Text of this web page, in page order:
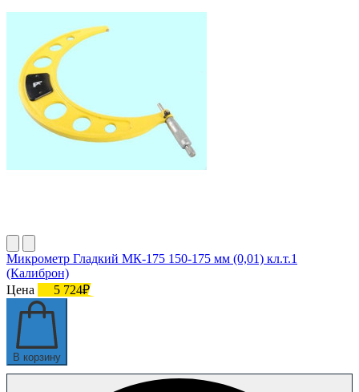
Микрометр Гладкий МК-175 150-175 мм (0,01) кл.т.1
(Калиброн)
Цена
5 724₽
В корзину